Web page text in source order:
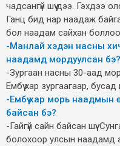
чадсангүй шүү дээ. Гэхдээ
Ганц бид нар наадаж
бол наадам сайхан боллоо
-Манлай хэдэн насны
наадамд мордуулсан бэ?
-Зургаан насны 30-аад
Ембүү хар зургаагаар,
-Ембүү хар морь наадмын
байсан бэ?
-Гайгүй сайн байсан шүү.
болохоор улсын наадамд